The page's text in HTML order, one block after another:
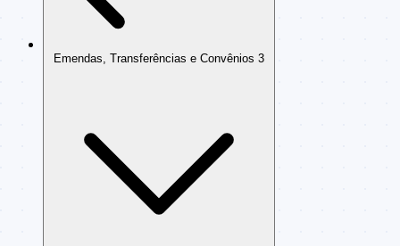
Emendas, Transferências e Convênios 3